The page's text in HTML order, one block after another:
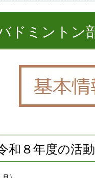
ドミントン
和８年度の活